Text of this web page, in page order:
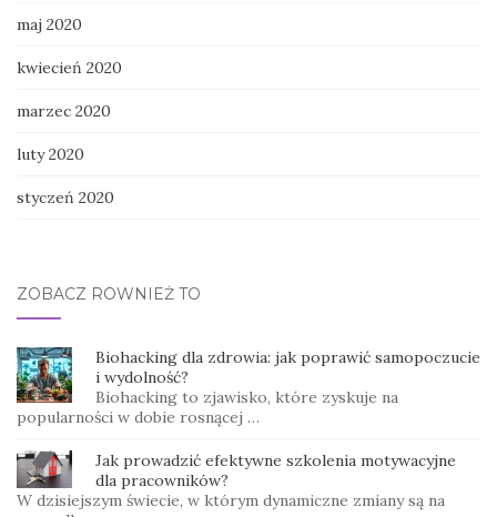
maj 2020
kwiecień 2020
marzec 2020
luty 2020
styczeń 2020
ZOBACZ RÓWNIEŻ TO
Biohacking dla zdrowia: jak poprawić samopoczucie
i wydolność?
Biohacking to zjawisko, które zyskuje na
popularności w dobie rosnącej …
Jak prowadzić efektywne szkolenia motywacyjne
dla pracowników?
W dzisiejszym świecie, w którym dynamiczne zmiany są na